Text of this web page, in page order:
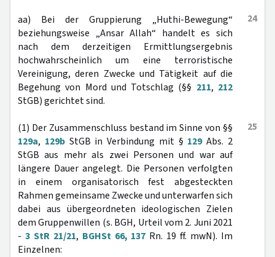
24
aa) Bei der Gruppierung „Huthi-Bewegung“
beziehungsweise „Ansar Allah“ handelt es sich
nach dem derzeitigen Ermittlungsergebnis
hochwahrscheinlich um eine terroristische
Vereinigung, deren Zwecke und Tätigkeit auf die
Begehung von Mord und Totschlag (§§ 211, 212
StGB) gerichtet sind.
25
(1) Der Zusammenschluss bestand im Sinne von §§
129a, 129bStGB in Verbindung mit § 129Abs. 2
StGB aus mehr als zwei Personen und war auf
längere Dauer angelegt. Die Personen verfolgten
in einem organisatorisch fest abgesteckten
Rahmen gemeinsame Zwecke und unterwarfen sich
dabei aus übergeordneten ideologischen Zielen
dem Gruppenwillen (s. BGH, Urteil vom 2. Juni 2021
- 3 StR 21/21, BGHSt 66, 137 Rn. 19 ff. mwN). Im
Einzelnen: